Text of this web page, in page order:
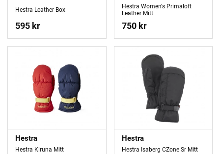
Hestra Leather Box
595 kr
Hestra Women's Primaloft
Leather Mitt
750 kr
Hestra
Hestra Kiruna Mitt
Hestra
Hestra Isaberg CZone Sr Mitt